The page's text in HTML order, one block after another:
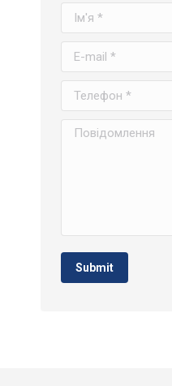
Ім'я *
E-mail *
Телефон *
Повідомлення
Submit